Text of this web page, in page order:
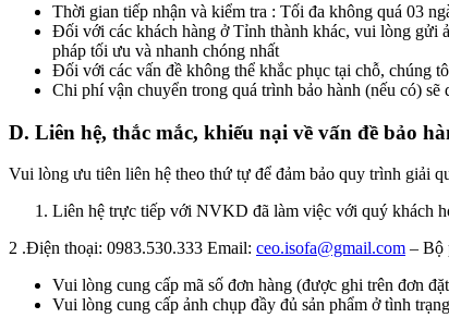
Thời gian tiếp nhận và kiểm tra : Tối đa không quá 03
Đối với các khách hàng ở Tỉnh thành khác, vui lòng gửi
pháp tối ưu và nhanh chóng nhất
Đối với các vấn đề không thể khắc phục tại chỗ, chúng
Chi phí vận chuyển trong quá trình bảo hành (nếu có) sẽ
D. Liên hệ, thắc mắc, khiếu nại về vấn đề bảo
Vui lòng ưu tiên liên hệ theo thứ tự để đảm bảo quy trình giải
Liên hệ trực tiếp với NVKD đã làm việc với quý khách
2 .Điện thoại: 0983.530.333 Email: ceo.isofa@gmail.com – Bộ
Vui lòng cung cấp mã số đơn hàng (được ghi trên đơn
Vui lòng cung cấp ảnh chụp đầy đủ sản phẩm ở tình